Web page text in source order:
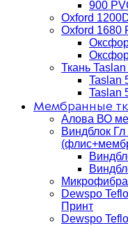
900
Oxford
Oxford 1680
Ткань
Taslan
Taslan
Мембранные
Алова ВО
Виндблок
Dewspo
Принт
Dewspo